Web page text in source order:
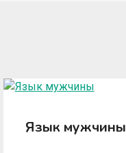
Язык мужчины